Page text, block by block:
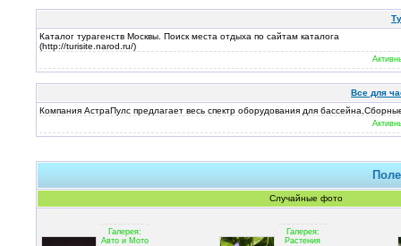
Каталог турагенств Москвы. Поиск места отдыха по сайтам каталога
(http://turisite.narod.ru/)
Все для
Компания АстраПулс предлагает весь спектр оборудования для
Случайные фото
Галерея:
Авто и Мото
Галерея:
Растения